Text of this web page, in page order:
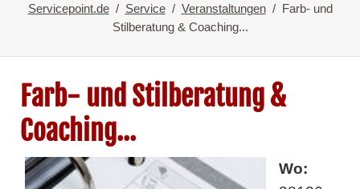
Servicepoint.de Service Veranstaltungen
Farb- und
Stilberatung & Coaching...
Farb- und Stilberatung &
Coaching...
Wo: